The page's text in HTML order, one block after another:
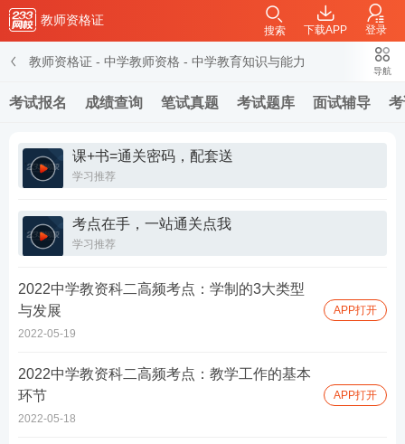
教师资格证
下载APP 登录
搜索
教师资格证 - 中学教师资格 - 中学教育知识与能力
考试报名 成绩查询 笔试真题 考试题库 面试辅导
导航
课+书=通关密码，配套送
学习推荐
考点在手，一站通关点我
学习推荐
2022中学教资科二高频考点：学制的3大类型
与发展
2022-05-19
APP打开
2022中学教资科二高频考点：教学工作的基本
环节
2022-05-18
APP打开